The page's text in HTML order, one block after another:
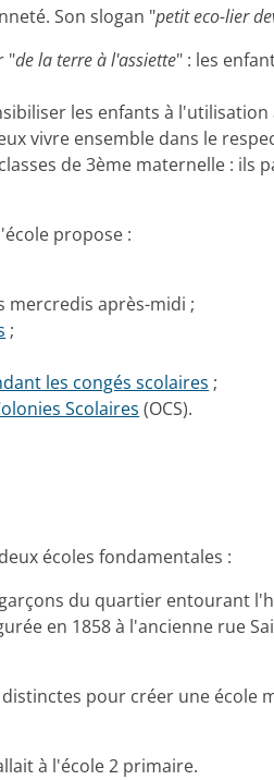
Son slogan "petit eco-lier
"de la terre à l'assiette" : les
les enfants à
vivre ensemble dans le
de 3ème maternelle : ils
propose :
mercredis après-midi ;
;
les congés scolaires ;
Scolaires (OCS).
écoles fondamentales :
du quartier entourant
en 1858 à l'ancienne rue
pour créer une école
à l'école 2 primaire.